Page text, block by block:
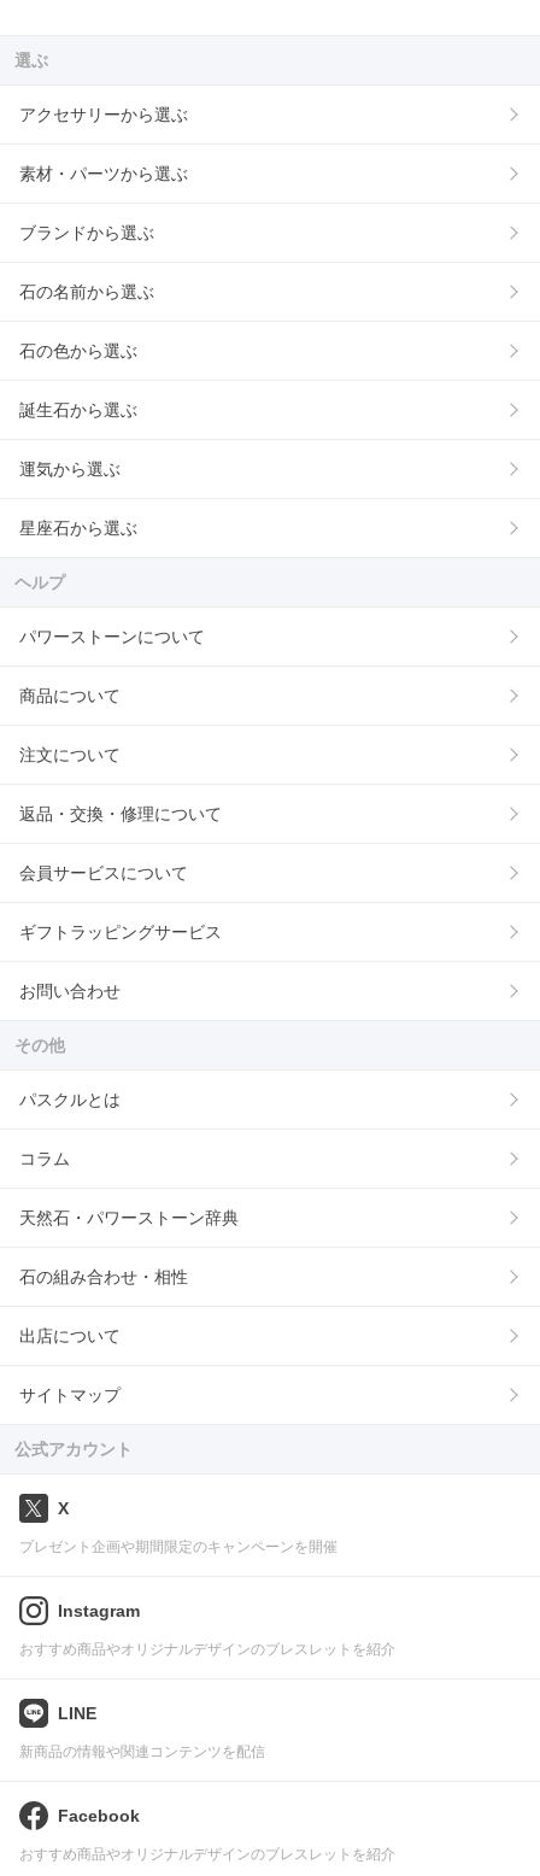
選ぶ
アクセサリーから選ぶ
素材・パーツから選ぶ
ブランドから選ぶ
石の名前から選ぶ
石の色から選ぶ
誕生石から選ぶ
運気から選ぶ
星座石から選ぶ
ヘルプ
パワーストーンについて
商品について
注文について
返品・交換・修理について
会員サービスについて
ギフトラッピングサービス
お問い合わせ
その他
パスクルとは
コラム
天然石・パワーストーン辞典
石の組み合わせ・相性
出店について
サイトマップ
公式アカウント
X
プレゼント企画や期間限定のキャンペーンを開催
Instagram
おすすめ商品やオリジナルデザインのブレスレットを紹介
LINE
新商品の情報や関連コンテンツを配信
Facebook
おすすめ商品やオリジナルデザインのブレスレットを紹介